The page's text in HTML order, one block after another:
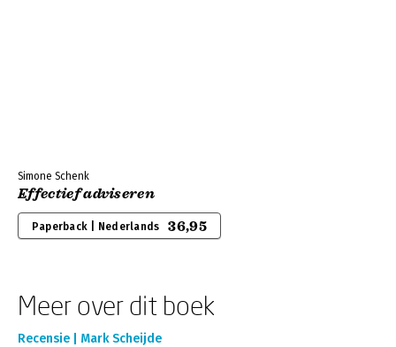
Simone Schenk
Effectief adviseren
Paperback | Nederlands 36,95
Meer over dit boek
Recensie | Mark Scheijde